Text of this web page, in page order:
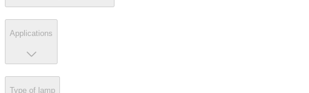
Applications
Type of lamp